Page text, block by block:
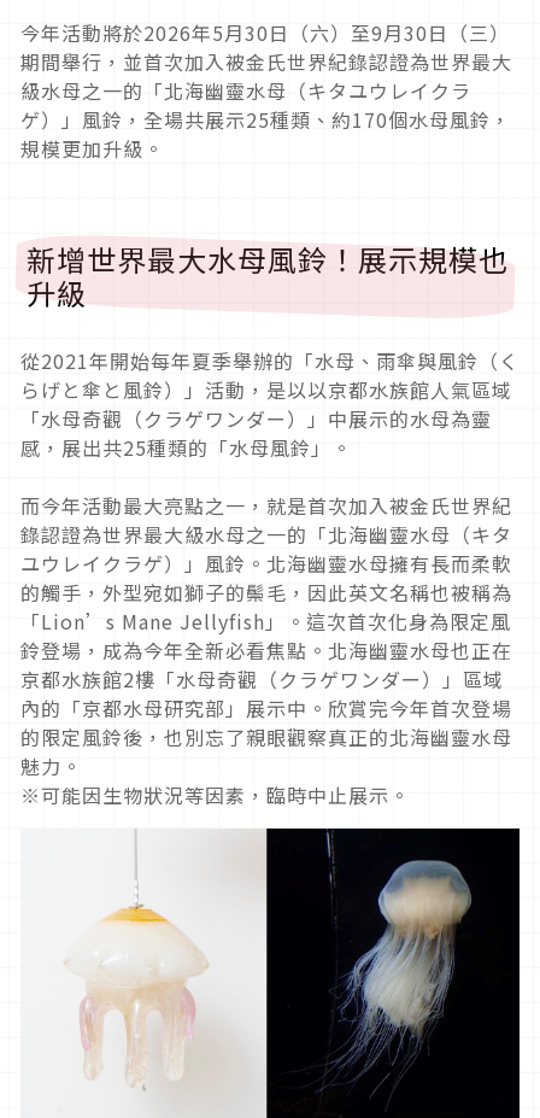
今年活動將於2026年5月30日（六）至9月30日（三）
期間舉行，並首次加入被金氏世界紀錄認證為世界最大
級水母之一的「北海幽靈水母（キタユウレイクラ
ゲ）」風鈴，全場共展示25種類、約170個水母風鈴，
規模更加升級。
新增世界最大水母風鈴！展示規模也
升級
從2021年開始每年夏季舉辦的「水母、雨傘與風鈴（く
らげと傘と風鈴）」活動，是以以京都水族館人氣區域
「水母奇觀（クラゲワンダー）」中展示的水母為靈
感，展出共25種類的「水母風鈴」。
而今年活動最大亮點之一，就是首次加入被金氏世界紀
錄認證為世界最大級水母之一的「北海幽靈水母（キタ
ユウレイクラゲ）」風鈴。北海幽靈水母擁有長而柔軟
的觸手，外型宛如獅子的鬃毛，因此英文名稱也被稱為
「Lion’s Mane Jellyfish」。這次首次化身為限定風
鈴登場，成為今年全新必看焦點。北海幽靈水母也正在
京都水族館2樓「水母奇觀（クラゲワンダー）」區域
內的「京都水母研究部」展示中。欣賞完今年首次登場
的限定風鈴後，也別忘了親眼觀察真正的北海幽靈水母
魅力。
※可能因生物狀況等因素，臨時中止展示。